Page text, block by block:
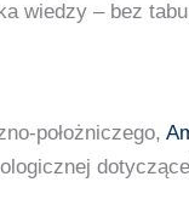
wiedzy – bez
położniczego,